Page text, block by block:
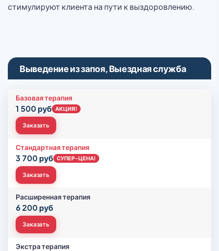
стимулируют клиента на пути к выздоровлению.
Выведение из запоя, Выездная служба
Базовая терапия
1 500 руб АКЦИЯ!
Заказать
Стандартная терапия
3 700 руб СУПЕР-ЦЕНА!
Заказать
Расширенная терапия
6 200 руб
Заказать
Экстра терапия